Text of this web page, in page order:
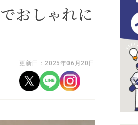
おしゃれに
更新日：2025年06月20日